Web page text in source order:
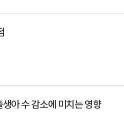
아 수 감소에 미치는 영향